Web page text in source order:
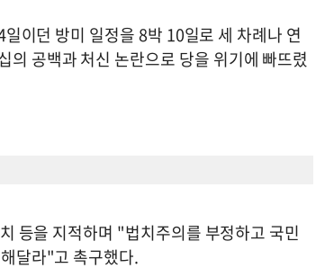
이던 방미 일정을 8박 10일로 세 차례나 연
공백과 처신 논란으로 당을 위기에 빠뜨렸
등을 지적하며 "법치주의를 부정하고 국민
달라"고 촉구했다.